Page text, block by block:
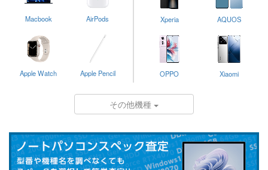
Macbook AirPods
Apple Watch Apple Pencil
Xperia AQUOS
OPPO Xiaomi
その他機種